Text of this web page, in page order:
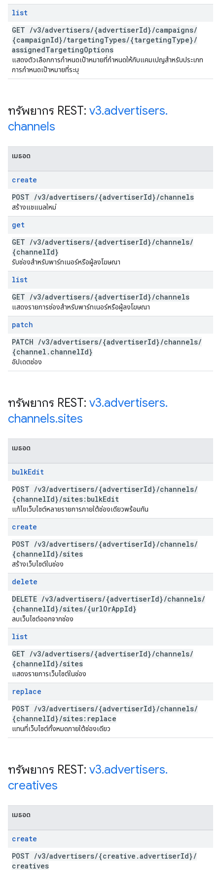
list
GET /v3/advertisers/{advertiserId}/campaigns/
{campaignId}/targetingTypes/{targetingType}/
assignedTargetingOptions
แสดงตัวเลือกการกำหนดเป้าหมายที่กำหนดให้กับแคมเปญสำหรับประเภท
การกำหนดเป้าหมายที่ระบุ
ทรัพยากร REST: v3.advertisers.
channels
เมธอด
create
POST /v3/advertisers/{advertiserId}/channels
สร้างแชแนลใหม่
get
GET /v3/advertisers/{advertiserId}/channels/
{channelId}
รับช่องสำหรับพาร์ทเนอร์หรือผู้ลงโฆษณา
list
GET /v3/advertisers/{advertiserId}/channels
แสดงรายการช่องสำหรับพาร์ทเนอร์หรือผู้ลงโฆษณา
patch
PATCH /v3/advertisers/{advertiserId}/channels/
{channel . channelId}
อัปเดตช่อง
ทรัพยากร REST: v3.advertisers.
channels.sites
เมธอด
bulkEdit
POST /v3/advertisers/{advertiserId}/channels/
{channelId}/sites:bulkEdit
แก้ไขเว็บไซต์หลายรายการภายใต้ช่องเดียวพร้อมกัน
create
POST /v3/advertisers/{advertiserId}/channels/
{channelId}/sites
สร้างเว็บไซต์ในช่อง
delete
DELETE /v3/advertisers/{advertiserId}/channels/
{channelId}/sites/{urlOrAppId}
ลบเว็บไซต์ออกจากช่อง
list
GET /v3/advertisers/{advertiserId}/channels/
{channelId}/sites
แสดงรายการเว็บไซต์ในช่อง
replace
POST /v3/advertisers/{advertiserId}/channels/
{channelId}/sites:replace
แทนที่เว็บไซต์ทั้งหมดภายใต้ช่องเดียว
ทรัพยากร REST: v3.advertisers.
creatives
เมธอด
create
POST /v3/advertisers/{creative .advertiserId}/
creatives